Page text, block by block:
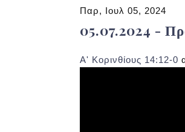
Παρ, Ιουλ 05, 2024
05.07.2024 -
Α' Κορινθίους 14:12-0